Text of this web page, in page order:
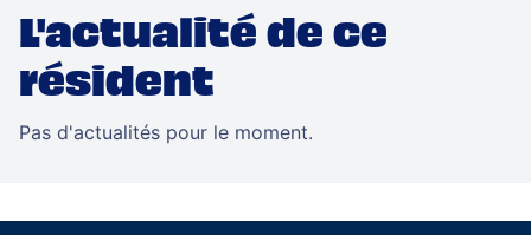
L'actualité de ce
résident
Pas d'actualités pour le moment.